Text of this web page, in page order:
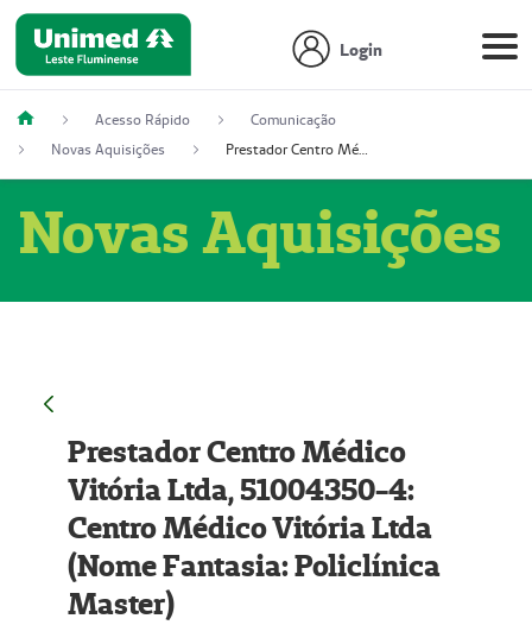
Login
Acesso Rápido
Comunicação
Novas Aquisições
Prestador Centro Médico Vitória Ltda, 51004350-4: Centro Médico Vitória Ltda (Nome Fantasia: Policlínica Master)
Novas Aquisições
Prestador Centro Médico
Vitória Ltda, 51004350-4:
Centro Médico Vitória Ltda
(Nome Fantasia: Policlínica
Master)